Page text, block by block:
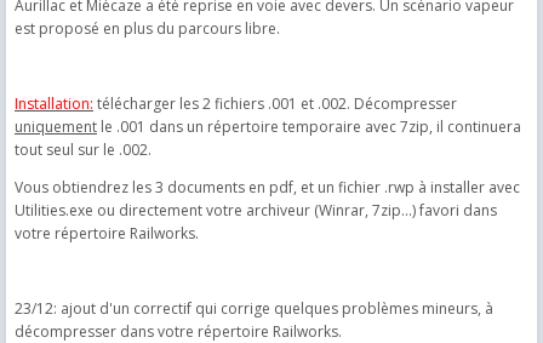
Aurillac et Miècaze a été reprise en voie avec devers. Un scénario vapeur
est proposé en plus du parcours libre.
Installation: télécharger les 2 fichiers .001 et .002. Décompresser
uniquement le .001 dans un répertoire temporaire avec 7zip, il continuera
tout seul sur le .002.
Vous obtiendrez les 3 documents en pdf, et un fichier .rwp à installer avec
Utilities.exe ou directement votre archiveur (Winrar, 7zip...) favori dans
votre répertoire Railworks.
23/12: ajout d'un correctif qui corrige quelques problèmes mineurs, à
décompresser dans votre répertoire Railworks.